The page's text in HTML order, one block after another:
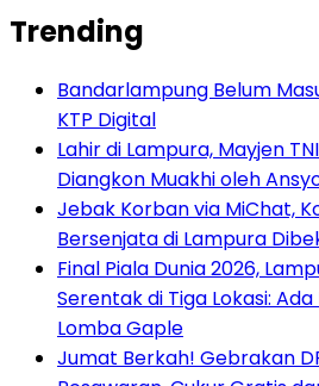
Trending
Bandarlampung Belum
KTP Digital
Lahir di Lampura, Mayjen
Diangkon Muakhi oleh
Jebak Korban via MiChat,
Bersenjata di Lampura
Final Piala Dunia 2026,
Serentak di Tiga Lokasi:
Lomba Gaple
Jumat Berkah! Gebrakan